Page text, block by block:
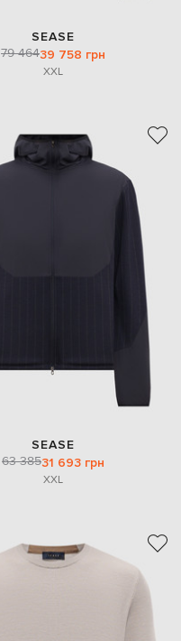
SEASE
79 46439 758 грн
XXL
SEASE
63 38531 693 грн
XXL